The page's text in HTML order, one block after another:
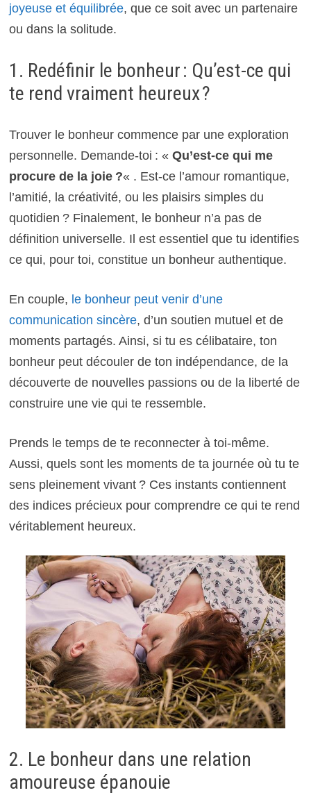
joyeuse et équilibrée, que ce soit avec un partenaire
ou dans la solitude.
1. Redéfinir le bonheur : Qu’est-ce qui
te rend vraiment heureux ?
Trouver le bonheur commence par une exploration
personnelle. Demande-toi : « Qu’est-ce qui me
procure de la joie ?« . Est-ce l’amour romantique,
l’amitié, la créativité, ou les plaisirs simples du
quotidien ? Finalement, le bonheur n’a pas de
définition universelle. Il est essentiel que tu identifies
ce qui, pour toi, constitue un bonheur authentique.
En couple, le bonheur peut venir d’une
communication sincère, d’un soutien mutuel et de
moments partagés. Ainsi, si tu es célibataire, ton
bonheur peut découler de ton indépendance, de la
découverte de nouvelles passions ou de la liberté de
construire une vie qui te ressemble.
Prends le temps de te reconnecter à toi-même.
Aussi, quels sont les moments de ta journée où tu te
sens pleinement vivant ? Ces instants contiennent
des indices précieux pour comprendre ce qui te rend
véritablement heureux.
2. Le bonheur dans une relation
amoureuse épanouie